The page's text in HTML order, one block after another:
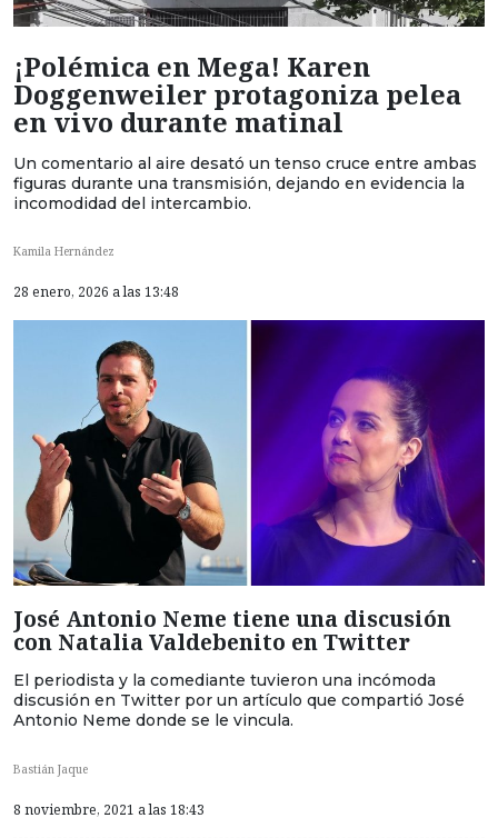
¡Polémica en Mega! Karen
Doggenweiler protagoniza pelea
en vivo durante matinal
Un comentario al aire desató un tenso cruce entre ambas
figuras durante una transmisión, dejando en evidencia la
incomodidad del intercambio.
Kamila Hernández
28 enero, 2026 a las 13:48
José Antonio Neme tiene una discusión
con Natalia Valdebenito en Twitter
El periodista y la comediante tuvieron una incómoda
discusión en Twitter por un artículo que compartió José
Antonio Neme donde se le vincula.
Bastián Jaque
8 noviembre, 2021 a las 18:43